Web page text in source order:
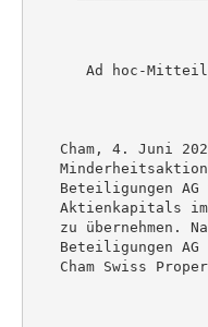
Ad hoc-
Cham, 4. Juni
Beteiligungen AG
Aktienkapitals
zu übernehmen.
Beteiligungen AG
Cham Swiss